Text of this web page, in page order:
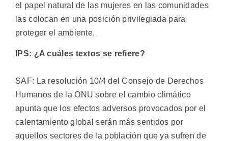
el papel natural de las mujeres en las comunidades
las colocan en una posición privilegiada para
proteger el ambiente.
IPS: ¿A cuáles textos se refiere?
SAF: La resolución 10/4 del Consejo de Derechos
Humanos de la ONU sobre el cambio climático
apunta que los efectos adversos provocados por el
calentamiento global serán más sentidos por
aquellos sectores de la población que ya sufren de